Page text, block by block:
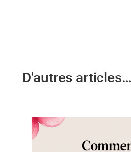
D’autres articles…